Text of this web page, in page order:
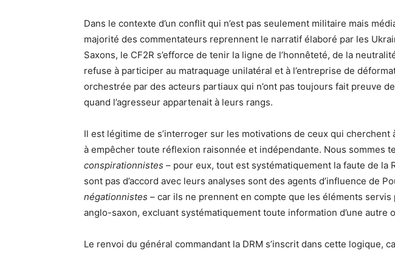
Dans le contexte d’un conflit qui n’est pas seulement militaire mais
majorité des commentateurs reprennent le narratif élaboré par les
Saxons, le CF2R s’efforce de tenir la ligne de l’honnêteté, de la
refuse à participer au matraquage unilatéral et à l’entreprise de
orchestrée par des acteurs partiaux qui n’ont pas toujours fait preuve
quand l’agresseur appartenait à leurs rangs.
Il est légitime de s’interroger sur les motivations de ceux qui
à empêcher toute réflexion raisonnée et indépendante. Nous sommes
conspirationnistes – pour eux, tout est systématiquement la faute de la
sont pas d’accord avec leurs analyses sont des agents d’influence de
négationnistes – car ils ne prennent en compte que les éléments
anglo-saxon, excluant systématiquement toute information d’une autre
Le renvoi du général commandant la DRM s’inscrit dans cette logique,